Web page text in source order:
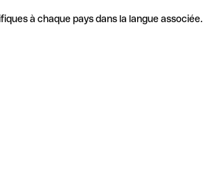
à chaque pays dans la langue associée.